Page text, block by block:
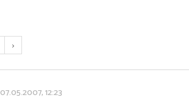
07.05.2007, 12:23